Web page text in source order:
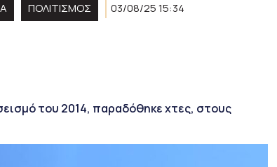
ΠΟΛΙΤΙΣΜΟΣ 03/08/25 15:34
του 2014, παραδόθηκε χτες, στους